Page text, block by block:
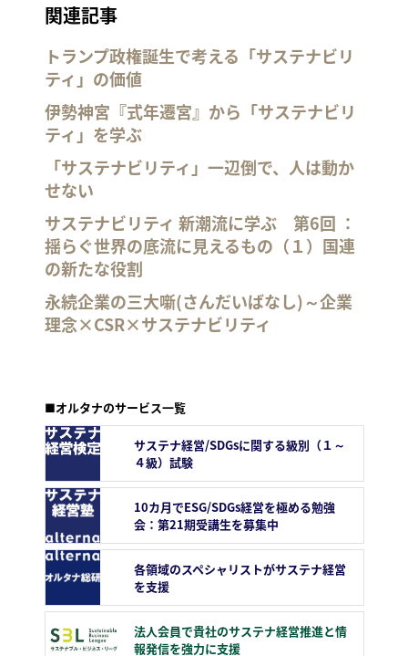
関連記事
トランプ政権誕生で考える「サステナビリ
ティ」の価値
伊勢神宮『式年遷宮』から「サステナビリ
ティ」を学ぶ
「サステナビリティ」一辺倒で、人は動か
せない
サステナビリティ 新潮流に学ぶ 第6回 ：
揺らぐ世界の底流に見えるもの（１）国連
の新たな役割
永続企業の三大噺(さんだいばなし)～企業
理念×CSR×サステナビリティ
■オルタナのサービス一覧
サステナ経営/SDGsに関する級別（１～
４級）試験
10カ月でESG/SDGs経営を極める勉強
会：第21期受講生を募集中
各領域のスペシャリストがサステナ経営
を支援
法人会員で貴社のサステナ経営推進と情
報発信を強力に支援